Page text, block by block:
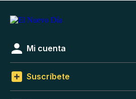
Mi cuenta
Suscríbete